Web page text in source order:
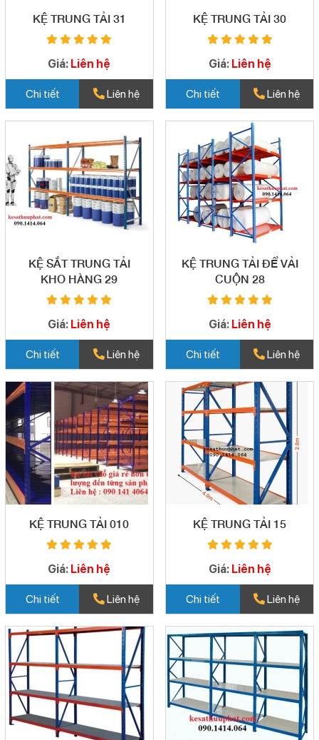
KỆ TRUNG TẢI 31
Giá: Liên hệ
Chi tiết Liên hệ
KỆ TRUNG TẢI 30
Giá: Liên hệ
Chi tiết Liên hệ
KỆ SẮT TRUNG TẢI
KHO HÀNG 29
Giá: Liên hệ
Chi tiết Liên hệ
KỆ TRUNG TẢI ĐỂ VẢI
CUỘN 28
Giá: Liên hệ
Chi tiết Liên hệ
KỆ TRUNG TẢI 010
Giá: Liên hệ
Chi tiết Liên hệ
KỆ TRUNG TẢI 15
Giá: Liên hệ
Chi tiết Liên hệ